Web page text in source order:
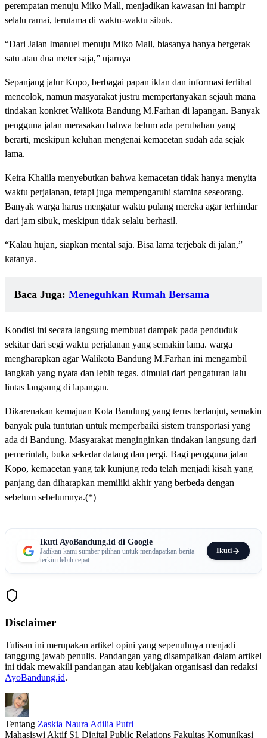
perempatan menuju Miko Mall, menjadikan kawasan ini hampir
selalu ramai, terutama di waktu-waktu sibuk.
“Dari Jalan Imanuel menuju Miko Mall, biasanya hanya bergerak
satu atau dua meter saja,” ujarnya
Sepanjang jalur Kopo, berbagai papan iklan dan informasi terlihat
mencolok, namun masyarakat justru mempertanyakan sejauh mana
tindakan konkret Walikota Bandung M.Farhan di lapangan. Banyak
pengguna jalan merasakan bahwa belum ada perubahan yang
berarti, meskipun keluhan mengenai kemacetan sudah ada sejak
lama.
Keira Khalila menyebutkan bahwa kemacetan tidak hanya menyita
waktu perjalanan, tetapi juga mempengaruhi stamina seseorang.
Banyak warga harus mengatur waktu pulang mereka agar terhindar
dari jam sibuk, meskipun tidak selalu berhasil.
“Kalau hujan, siapkan mental saja. Bisa lama terjebak di jalan,”
katanya.
Baca Juga: Meneguhkan Rumah Bersama
Kondisi ini secara langsung membuat dampak pada penduduk
sekitar dari segi waktu perjalanan yang semakin lama. warga
mengharapkan agar Walikota Bandung M.Farhan ini mengambil
langkah yang nyata dan lebih tegas. dimulai dari pengaturan lalu
lintas langsung di lapangan.
Dikarenakan kemajuan Kota Bandung yang terus berlanjut, semakin
banyak pula tuntutan untuk memperbaiki sistem transportasi yang
ada di Bandung. Masyarakat menginginkan tindakan langsung dari
pemerintah, buka sekedar datang dan pergi. Bagi pengguna jalan
Kopo, kemacetan yang tak kunjung reda telah menjadi kisah yang
panjang dan diharapkan memiliki akhir yang berbeda dengan
sebelum sebelumnya.(*)
Ikuti AyoBandung.id di Google
Jadikan kami sumber pilihan untuk mendapatkan berita
terkini lebih cepat
Ikuti
Disclaimer
Tulisan ini merupakan artikel opini yang sepenuhnya menjadi
tanggung jawab penulis. Pandangan yang disampaikan dalam artikel
ini tidak mewakili pandangan atau kebijakan organisasi dan redaksi
AyoBandung.id.
Tentang Zaskia Naura Adilia Putri
Mahasiswi Aktif S1 Digital Public Relations Fakultas Komunikasi